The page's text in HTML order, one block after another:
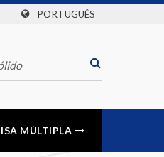
PORTUGUÊS
MÚLTIPLA